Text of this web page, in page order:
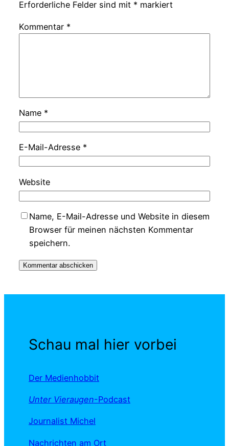
Erforderliche Felder sind mit * markiert
Kommentar *
Name *
E-Mail-Adresse *
Website
Name, E-Mail-Adresse und Website in diesem
Browser für meinen nächsten Kommentar
speichern.
Schau mal hier vorbei
Der Medienhobbit
Unter Vieraugen-Podcast
Journalist Michel
Nachrichten am Ort